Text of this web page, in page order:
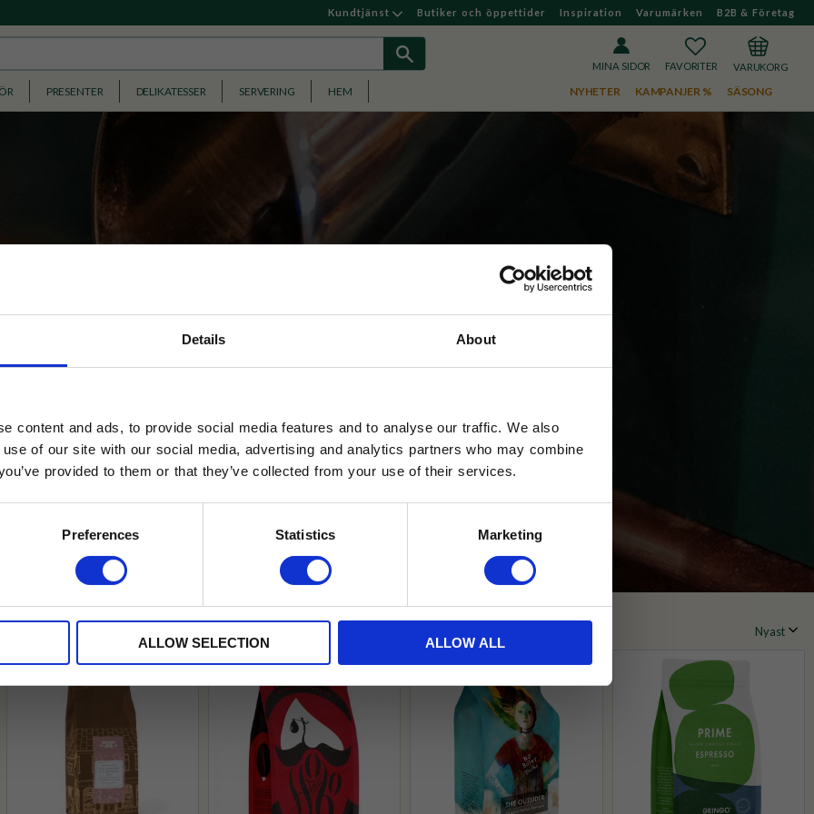
Details About
content and ads, to provide social media features and to analyse our traffic. We also
of our site with our social media, advertising and analytics partners who may combine
provided to them or that they’ve collected from your use of their services.
Preferences Statistics Marketing
ALLOW SELECTION ALLOW ALL
Kundtjänst Butiker och öppettider Inspiration Varumärken B2B & Företag
MINA SIDOR
FAVORITERKUNDVAGN
PRESENTER DELIKATESSER SERVERING HEM NYHETER KAMPANJER % SÄSONG
av Arabica och Robusta, varsamt rostade för fyllig smak.
espressomaskiner och att njutas som en intensiv, aromatisk kopp
Läs mer
Rabatten fungerar endast
med andra erbjudanden.